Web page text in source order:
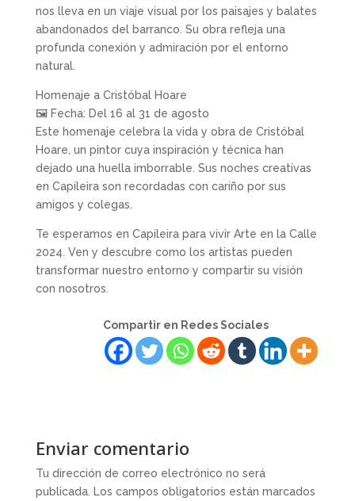
nos lleva en un viaje visual por los paisajes y balates
abandonados del barranco. Su obra refleja una
profunda conexión y admiración por el entorno
natural.
Homenaje a Cristóbal Hoare
🖼 Fecha: Del 16 al 31 de agosto
Este homenaje celebra la vida y obra de Cristóbal
Hoare, un pintor cuya inspiración y técnica han
dejado una huella imborrable. Sus noches creativas
en Capileira son recordadas con cariño por sus
amigos y colegas.
Te esperamos en Capileira para vivir Arte en la Calle
2024. Ven y descubre como los artistas pueden
transformar nuestro entorno y compartir su visión
con nosotros.
Compartir en Redes Sociales
Enviar comentario
Tu dirección de correo electrónico no será
publicada. Los campos obligatorios están marcados